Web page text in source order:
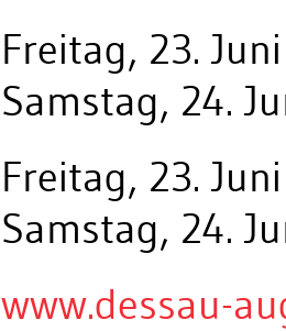
Freitag, 23.
Samstag, 24.
Freitag, 23.
Samstag, 24.
www.dessau-